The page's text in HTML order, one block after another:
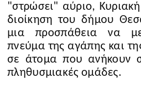
"στρώσει" αύριο,
διοίκηση του δήμου
μια προσπάθεια να
πνεύμα της αγάπης και
σε άτομα που ανήκουν
πληθυσμιακές ομάδες.